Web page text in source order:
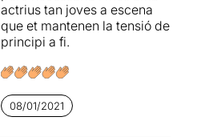
actrius tan joves a escena
que et mantenen la tensió de
principi a fi.
08/01/2021